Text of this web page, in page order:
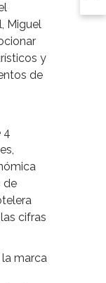
Miguel
y
de
4
de
cifras
la marca